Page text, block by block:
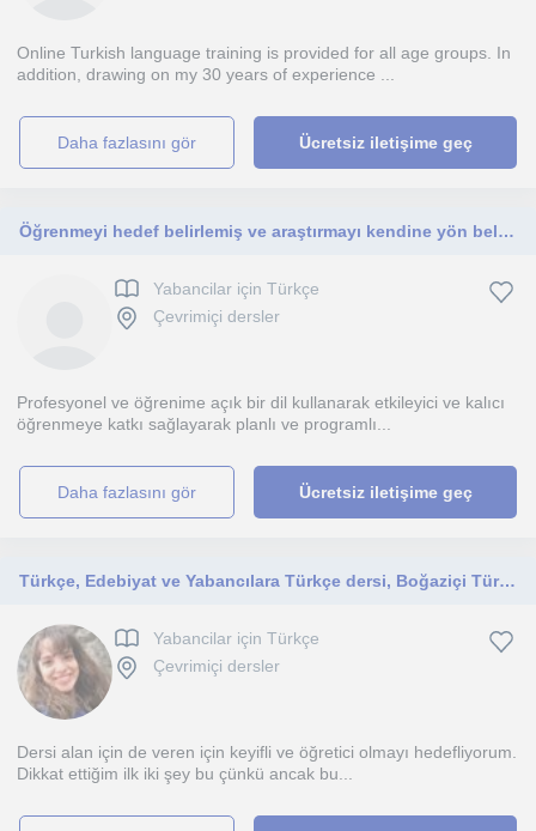
Online Turkish language training is provided for all age groups. In
addition, drawing on my 30 years of experience ...
daha fazlasını gör Ücretsiz iletişime geç
Öğrenmeyi hedef belirlemiş ve araştırmayı kendine yön belirlemiş olan bireylere.
Yabancilar için Türkçe
Çevrimiçi dersler
Profesyonel ve öğrenime açık bir dil kullanarak etkileyici ve kalıcı
öğrenmeye katkı sağlayarak planlı ve programlı...
daha fazlasını gör Ücretsiz iletişime geç
Türkçe, Edebiyat ve Yabancılara Türkçe dersi, Boğaziçi Türk Dili ve Edebiyatı Doktora
Yabancilar için Türkçe
Çevrimiçi dersler
Dersi alan için de veren için keyifli ve öğretici olmayı hedefliyorum.
Dikkat ettiğim ilk iki şey bu çünkü ancak bu...